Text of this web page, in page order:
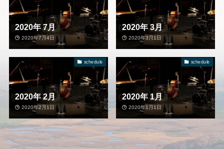
2020年 7月
2020年7月4日
2020年 3月
2020年3月1日
schedule
2020年 2月
2020年2月1日
schedule
2020年 1月
2020年1月1日